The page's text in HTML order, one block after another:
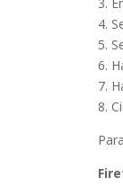
4.
5.
6.
7.
8.